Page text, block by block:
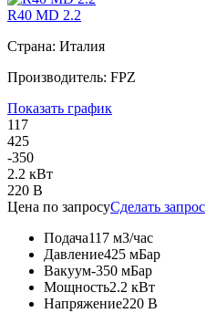
R40 MD 2.2
Страна: Италия
Производитель: FPZ
Показать график
117
425
-350
2.2 кВт
220 В
Цена по запросуСделать запрос
Подача117 м3/час
Давление425 мБар
Вакуум-350 мБар
Мощность2.2 кВт
Напряжение220 В